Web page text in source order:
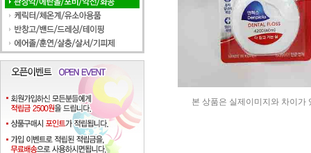
본 상품은 실제이미지와 차이가